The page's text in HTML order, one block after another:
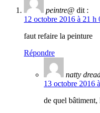
peintre@ dit :
12 octobre 2016 à 21
faut refaire la peinture
Répondre
natty
13 octobre 2016
de quel